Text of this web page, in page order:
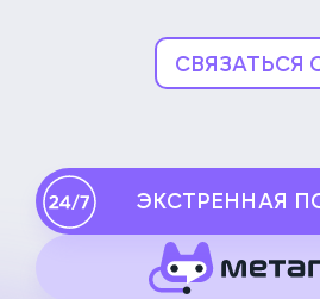
СВЯЗАТЬСЯ
ЭКСТРЕННАЯ